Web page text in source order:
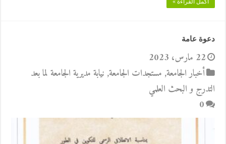
دعوة عامة
22 مارس، 2023
أخبار الجامعة, مستجدات الجامعة, نيابة مديرية الجامعة لما بعد
التدرج و البحث العلمي
0